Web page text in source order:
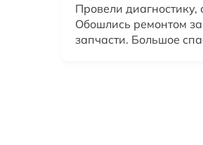
Провели
Обошлись ремонтом
запчасти. Большое